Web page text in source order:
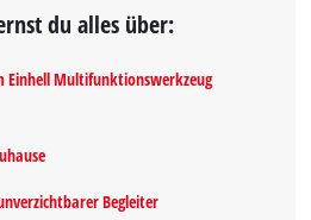
du alles über:
Multifunktionswerkzeug
Begleiter